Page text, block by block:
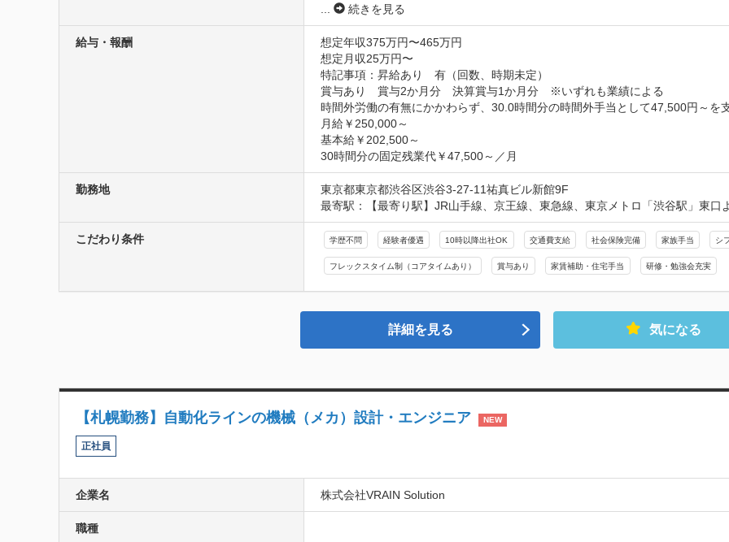
続きを見る
給与・報酬
想定年収375万円〜465万円
想定月収25万円〜
特記事項：昇給あり　有（回数、時期未定）
賞与あり　賞与2か月分　決算賞与1か月分　※いずれも業績による
時間外労働の有無にかかわらず、30.0時間分の時間外手当として47,500円～を
月給￥250,000～
基本給￥202,500～
30時間分の固定残業代￥47,500～／月
勤務地
東京都東京都渋谷区渋谷3-27-11祐真ビル新館9F
最寄駅：【最寄り駅】JR山手線、京王線、東急線、東京メトロ「渋谷駅」東
こだわり条件 学歴不問 経験者優遇 10時以降出社OK 交通費支給 社会保険完備 家族手当 シ
フレックスタイム制（コアタイムあり） 賞与あり 家賃補助・住宅手当 研修・勉強会充実
詳細を見る 気になる
【札幌勤務】自動化ラインの機械（メカ）設計・エンジニア NEW
正社員
企業名 株式会社VRAIN Solution
職種